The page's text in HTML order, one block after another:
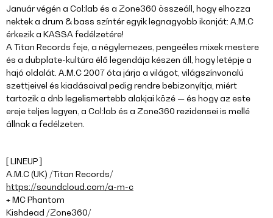
Január végén a Col:lab és a Zone360 összeáll, hogy elhozza
nektek a drum & bass színtér egyik legnagyobb ikonját: A.M.C
érkezik a KASSA fedélzetére!
A Titan Records feje, a négylemezes, pengeéles mixek mestere
és a dubplate-kultúra élő legendája készen áll, hogy letépje a
hajó oldalát. A.M.C 2007 óta járja a világot, világszínvonalú
szettjeivel és kiadásaival pedig rendre bebizonyítja, miért
tartozik a dnb legelismertebb alakjai közé — és hogy az este
ereje teljes legyen, a Col:lab és a Zone360 rezidensei is mellé
állnak a fedélzeten.
[ LINEUP ]
A.M.C (UK) /Titan Records/
https://soundcloud.com/a-m-c
+ MC Phantom
Kishdead /Zone360/